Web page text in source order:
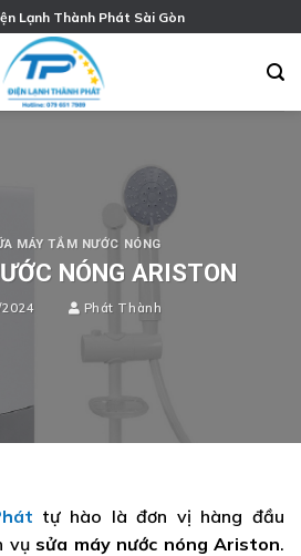
Lạnh Thành Phát Sài Gòn
MÁY TẮM NƯỚC NÓNG
NÓNG ARISTON
Phát Thành
tự hào là đơn vị hàng đầu
vụ sửa máy nước nóng Ariston.